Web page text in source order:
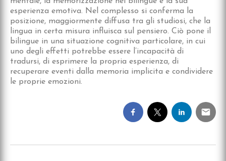
esperienza emotiva. Nel complesso si conferma la
posizione, maggiormente diffusa tra gli studiosi, che la
lingua in certa misura influisca sul pensiero. Ciò pone il
bilingue in una situazione cognitiva particolare, in cui
uno degli effetti potrebbe essere l’incapacità di
tradursi, di esprimere la propria esperienza, di
recuperare eventi dalla memoria implicita e condividere
le proprie emozioni.